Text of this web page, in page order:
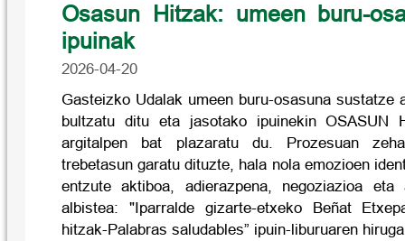
Osasun Hitzak: umeen buru-
ipuinak
2026-04-20
Gasteizko Udalak umeen buru-osasuna sustatze
bultzatu ditu eta jasotako ipuinekin OSASUN
argitalpen bat plazaratu du. Prozesuan
trebetasun garatu dituzte, hala nola emozioen
entzute aktiboa, adierazpena, negoziazioa eta
albistea: "Iparralde gizarte-etxeko Beñat
hitzak-Palabras saludables” ipuin-liburuaren